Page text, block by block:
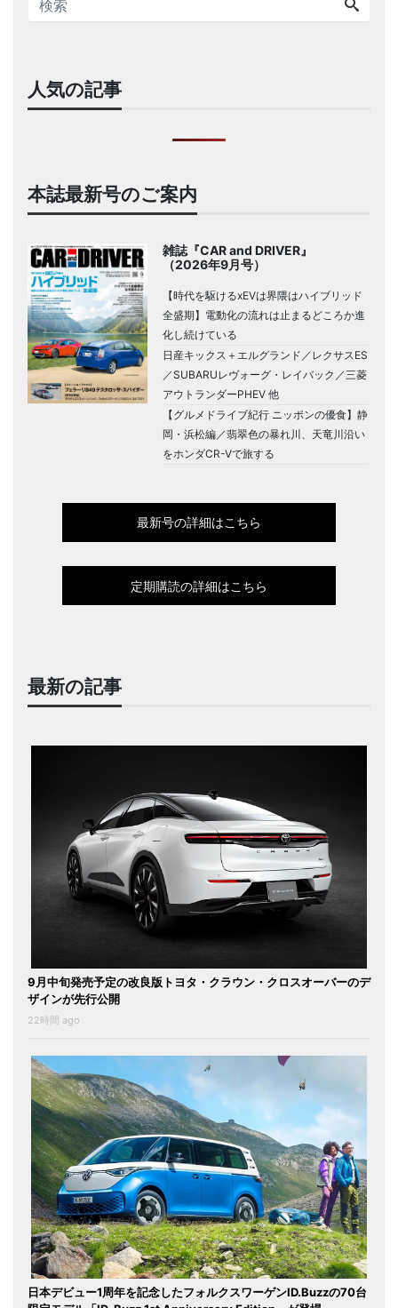
人気の記事
本誌最新号のご案内
雑誌『CAR and DRIVER』
（2026年9月号）
【時代を駆けるxEVは界隈はハイブリッド
全盛期】電動化の流れは止まるどころか進
化し続けている
日産キックス＋エルグランド／レクサスES
／SUBARUレヴォーグ・レイバック／三菱
アウトランダーPHEV 他
【グルメドライブ紀行 ニッポンの優食】静
岡・浜松編／翡翠色の暴れ川、天竜川沿い
をホンダCR-Vで旅する
最新号の詳細はこちら
定期購読の詳細はこちら
最新の記事
9月中旬発売予定の改良版トヨタ・クラウン・クロスオーバーのデ
ザインが先行公開
22時間 ago
日本デビュー1周年を記念したフォルクスワーゲンID.Buzzの70台